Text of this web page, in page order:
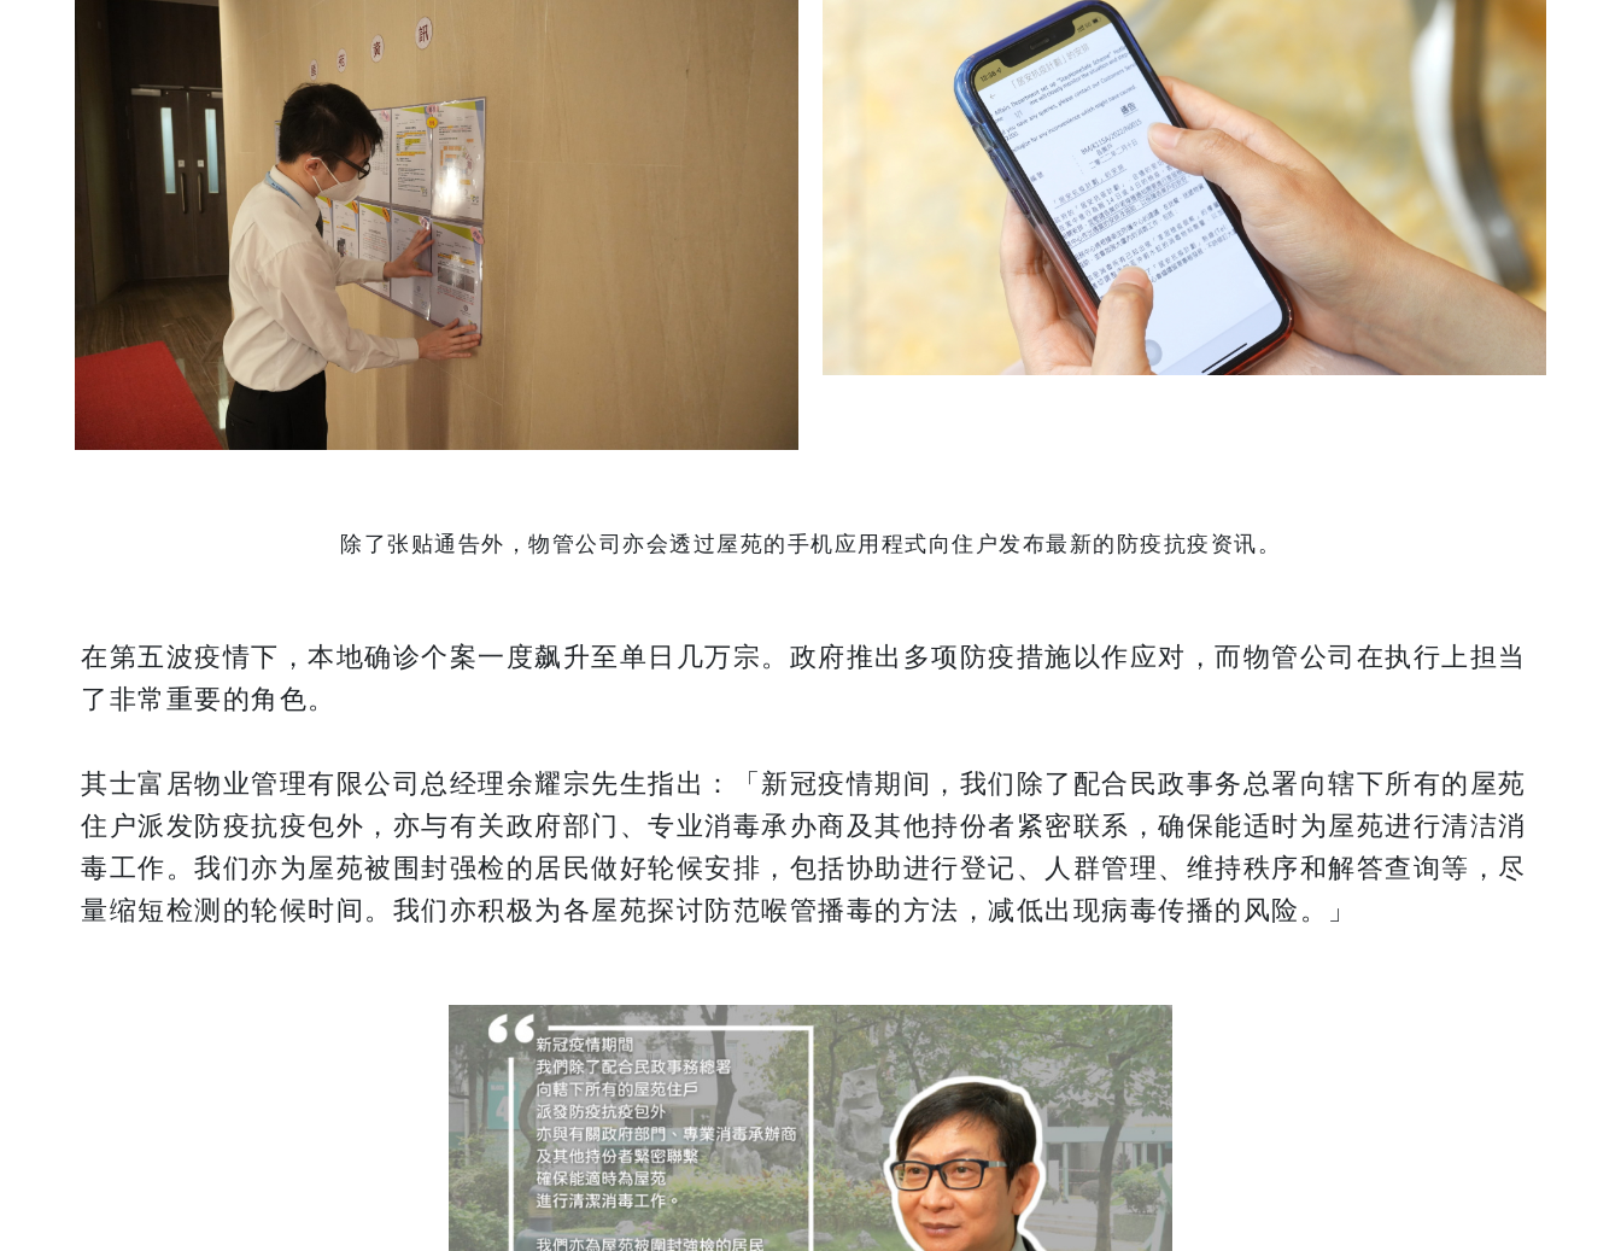
除了张贴通告外，物管公司亦会透过屋苑的手机应用程式向住户发布最新的防疫抗疫资讯。
在第五波疫情下，本地确诊个案一度飙升至单日几万宗。政府推出多项防疫措施以作应对，而物管公司在执行上担当
了非常重要的角色。
其士富居物业管理有限公司总经理余耀宗先生指出：「新冠疫情期间，我们除了配合民政事务总署向辖下所有的屋苑
住户派发防疫抗疫包外，亦与有关政府部门、专业消毒承办商及其他持份者紧密联系，确保能适时为屋苑进行清洁消
毒工作。我们亦为屋苑被围封强检的居民做好轮候安排，包括协助进行登记、人群管理、维持秩序和解答查询等，尽
量缩短检测的轮候时间。我们亦积极为各屋苑探讨防范喉管播毒的方法，减低出现病毒传播的风险。」